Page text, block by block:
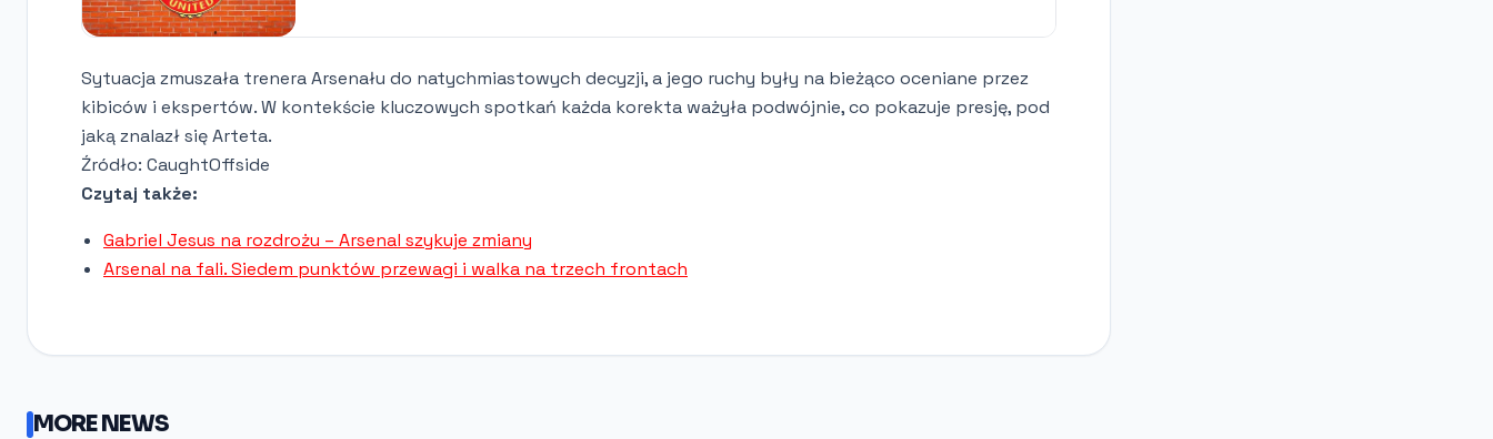
Sytuacja zmuszała trenera Arsenału do natychmiastowych decyzji, a jego ruchy były na bieżąco oceniane przez
kibiców i ekspertów. W kontekście kluczowych spotkań każda korekta ważyła podwójnie, co pokazuje presję, pod
jaką znalazł się Arteta.
Źródło: CaughtOffside
Czytaj także:
Gabriel Jesus na rozdrożu – Arsenal szykuje zmiany
Arsenal na fali. Siedem punktów przewagi i walka na trzech frontach
MORE NEWS